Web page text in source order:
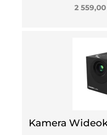
2 559,00